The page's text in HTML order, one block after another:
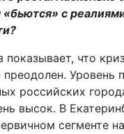
«бьются» с
что
Уровень
российских
высок. В
сегменте